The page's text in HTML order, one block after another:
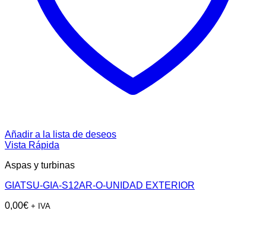
Añadir a la lista de deseos
Vista Rápida
Aspas y turbinas
GIATSU-GIA-S12AR-O-UNIDAD EXTERIOR
0,00€ + IVA